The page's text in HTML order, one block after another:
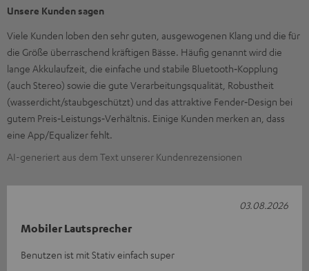
Unsere Kunden sagen
Viele Kunden loben den sehr guten, ausgewogenen Klang und die für
die Größe überraschend kräftigen Bässe. Häufig genannt wird die
lange Akkulaufzeit, die einfache und stabile Bluetooth‑Kopplung
(auch Stereo) sowie die gute Verarbeitungsqualität, Robustheit
(wasserdicht/staubgeschützt) und das attraktive Fender‑Design bei
gutem Preis‑Leistungs‑Verhältnis. Einige Kunden merken an, dass
eine App/Equalizer fehlt.
AI-generiert aus dem Text unserer Kundenrezensionen
Mobiler Lautsprecher
Benutzen ist mit Stativ einfach super
03.08.2026